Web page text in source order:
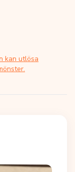
kan utlösa